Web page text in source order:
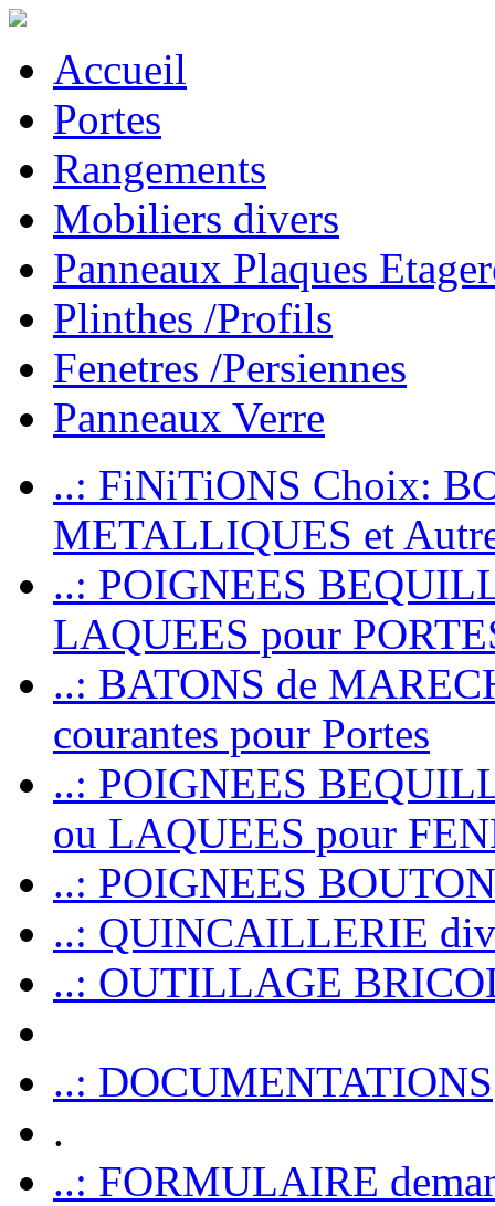
Accueil
Portes
Rangements
Mobiliers divers
Panneaux Plaques
Plinthes /Profils
Fenetres /Persiennes
Panneaux Verre
..: FiNiTiONS Choix:
METALLIQUES et
..: POIGNEES
LAQUEES pour
..: BATONS de
courantes pour Portes
..: POIGNEES
ou LAQUEES pour
..: POIGNEES
..: QUINCAILLERIE
..: OUTILLAGE
..: DOCUMENTATIONS
.
..: FORMULAIRE